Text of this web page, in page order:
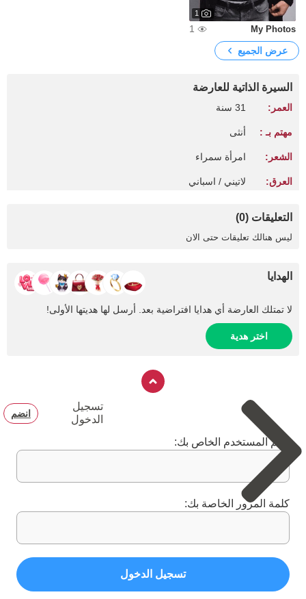
1
My Photos
1
عرض الجميع
السيرة الذاتية للعارضة
العمر: 31 سنة
مهتم بـ : أنثى
الشعر: امرأة سمراء
العرق: لاتيني / اسباني
التعليقات (0)
ليس هنالك تعليقات حتى الان
الهدايا
لا تمتلك العارضة أي هدايا افتراضية بعد. أرسل لها هديتها الأولى!
اختر هدية
تسجيل
الدخول
انضم
اسم المستخدم الخاص بك:
كلمة المرور الخاصة بك:
تسجيل الدخول